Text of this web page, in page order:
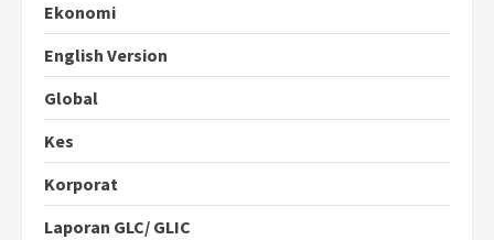
Ekonomi
English Version
Global
Kes
Korporat
Laporan GLC/ GLIC